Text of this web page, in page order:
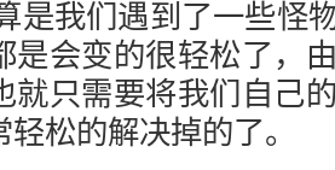
我们遇到了一些怪
是会变的很轻松了，
就只需要将我们自己
松的解决掉的了。